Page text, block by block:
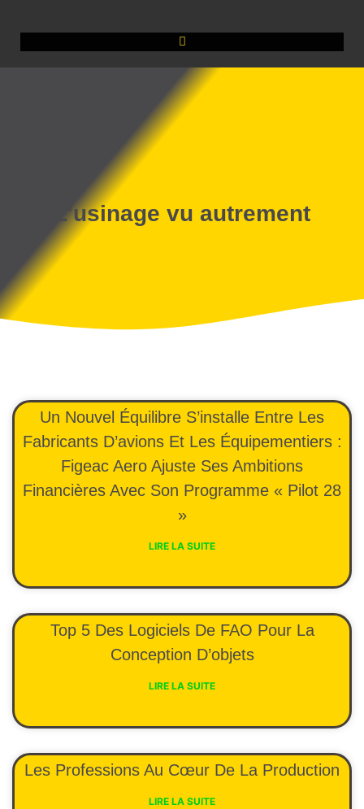
L'usinage vu autrement
Un Nouvel Équilibre S’installe Entre Les
Fabricants D’avions Et Les Équipementiers :
Figeac Aero Ajuste Ses Ambitions
Financières Avec Son Programme « Pilot 28
»
LIRE LA SUITE
Top 5 Des Logiciels De FAO Pour La
Conception D’objets
LIRE LA SUITE
Les Professions Au Cœur De La Production
LIRE LA SUITE